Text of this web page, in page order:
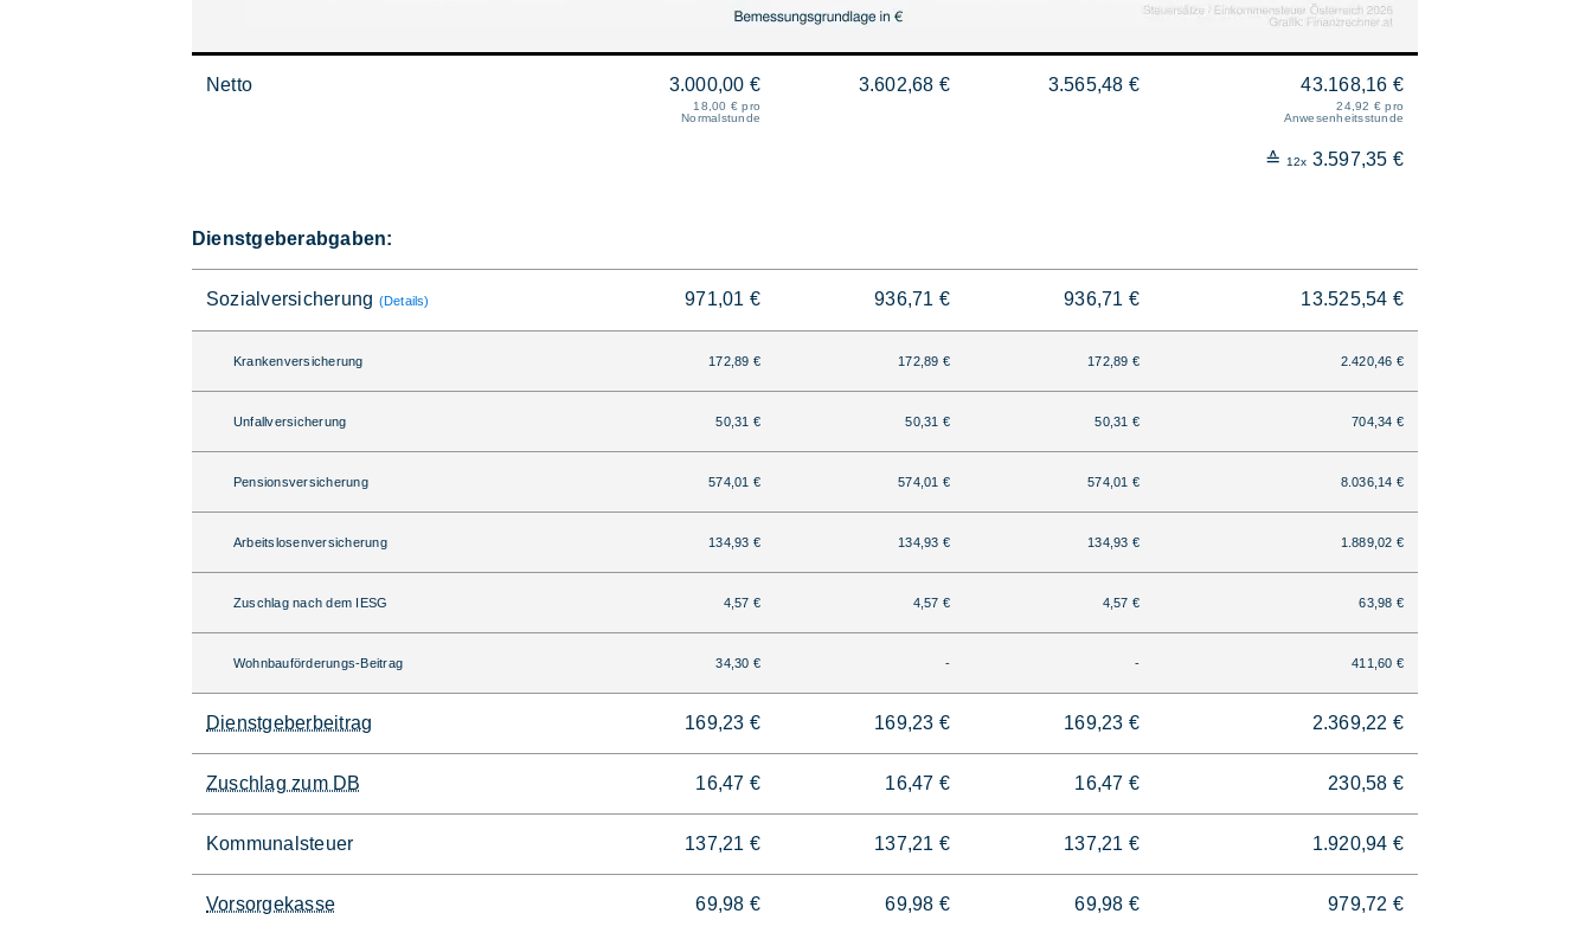
Netto 3.000,00 €
18,00 € pro
Normalstunde
3.602,68 € 3.565,48 € 43.168,16 €
24,92 € pro
Anwesenheitsstunde
≙ 12x 3.597,35 €
Dienstgeberabgaben:
Sozialversicherung (Details) 971,01 € 936,71 € 936,71 € 13.525,54 €
Krankenversicherung 172,89 € 172,89 € 172,89 € 2.420,46 €
Unfallversicherung 50,31 € 50,31 € 50,31 € 704,34 €
Pensionsversicherung 574,01 € 574,01 € 574,01 € 8.036,14 €
Arbeitslosenversicherung 134,93 € 134,93 € 134,93 € 1.889,02 €
Zuschlag nach dem IESG 4,57 € 4,57 € 4,57 € 63,98 €
Wohnbauförderungs-Beitrag 34,30 € - - 411,60 €
Dienstgeberbeitrag 169,23 € 169,23 € 169,23 € 2.369,22 €
Zuschlag zum DB 16,47 € 16,47 € 16,47 € 230,58 €
Kommunalsteuer 137,21 € 137,21 € 137,21 € 1.920,94 €
Vorsorgekasse 69,98 € 69,98 € 69,98 € 979,72 €